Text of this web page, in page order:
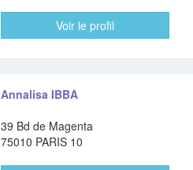
Voir le profil
Annalisa IBBA
39 Bd de Magenta
75010 PARIS 10